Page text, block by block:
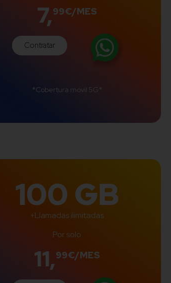
7,99€/MES
Contratar
*Cobertura móvil 5G*
100 GB
+Llamadas ilimitadas
Por solo
11,99€/MES